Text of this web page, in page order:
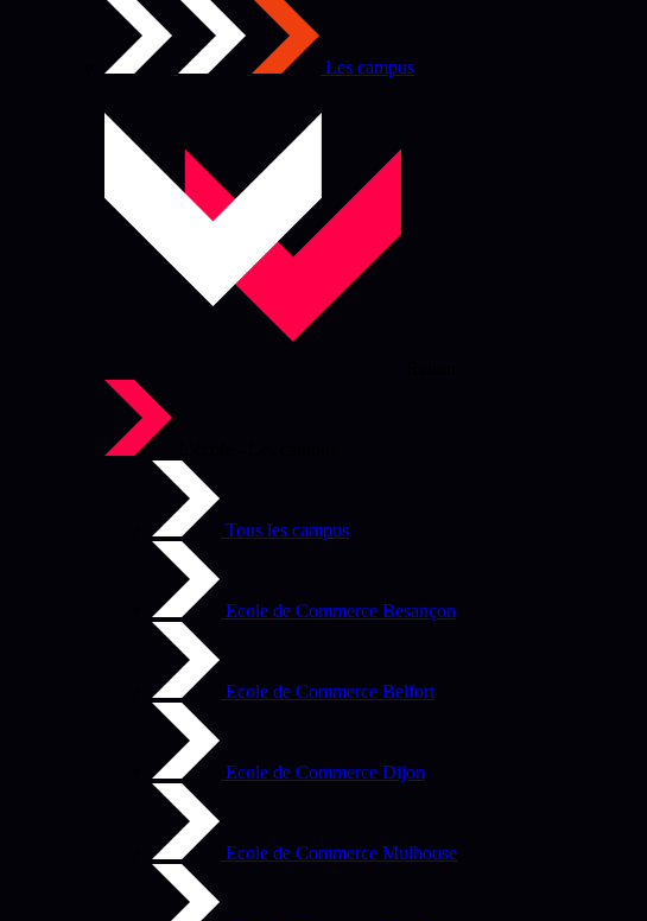
Les campus
Tous les campus
Ecole de Commerce Besançon
Ecole de Commerce Belfort
Ecole de Commerce Dijon
Ecole de Commerce Mulhouse